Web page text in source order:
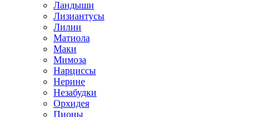
Ландыши
Лизиантусы
Лилии
Матиола
Маки
Мимоза
Нарциссы
Нерине
Незабудки
Орхидея
Пионы